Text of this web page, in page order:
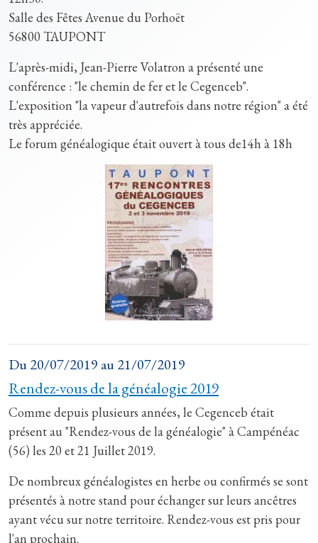
Salle des Fêtes Avenue du Porhoët
56800 TAUPONT
L'après-midi, Jean-Pierre Volatron a présenté une
conférence : "le chemin de fer et le Cegenceb".
L'exposition "la vapeur d'autrefois dans notre région" a été
très appréciée.
Le forum généalogique était ouvert à tous de14h à 18h
Du20/07/2019 au21/07/2019
Rendez-vous de la généalogie 2019
Comme depuis plusieurs années, le Cegenceb était
présent au "Rendez-vous de la généalogie" à Campénéac
(56) les 20 et 21 Juillet 2019.
De nombreux généalogistes en herbe ou confirmés se sont
présentés à notre stand pour échanger sur leurs ancêtres
ayant vécu sur notre territoire. Rendez-vous est pris pour
l'an prochain.